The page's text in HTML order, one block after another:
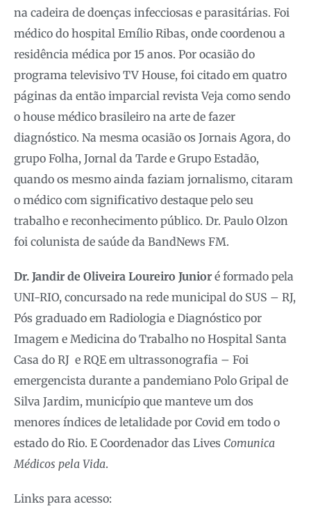
na cadeira de doenças infecciosas e parasitárias. Foi
médico do hospital Emílio Ribas, onde coordenou a
residência médica por 15 anos. Por ocasião do
programa televisivo TV House, foi citado em quatro
páginas da então imparcial revista Veja como sendo
o house médico brasileiro na arte de fazer
diagnóstico. Na mesma ocasião os Jornais Agora, do
grupo Folha, Jornal da Tarde e Grupo Estadão,
quando os mesmo ainda faziam jornalismo, citaram
o médico com significativo destaque pelo seu
trabalho e reconhecimento público. Dr. Paulo Olzon
foi colunista de saúde da BandNews FM.
Dr. Jandir de Oliveira Loureiro Junior é formado pela
UNI-RIO, concursado na rede municipal do SUS – RJ,
Pós graduado em Radiologia e Diagnóstico por
Imagem e Medicina do Trabalho no Hospital Santa
Casa do RJ e RQE em ultrassonografia – Foi
emergencista durante a pandemiano Polo Gripal de
Silva Jardim, município que manteve um dos
menores índices de letalidade por Covid em todo o
estado do Rio. E Coordenador das Lives Comunica
Médicos pela Vida.
Links para acesso: